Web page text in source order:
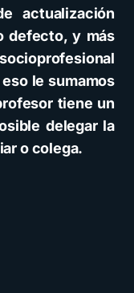
actualización
defecto, y más
le sumamos
tiene un
delegar la
o colega.